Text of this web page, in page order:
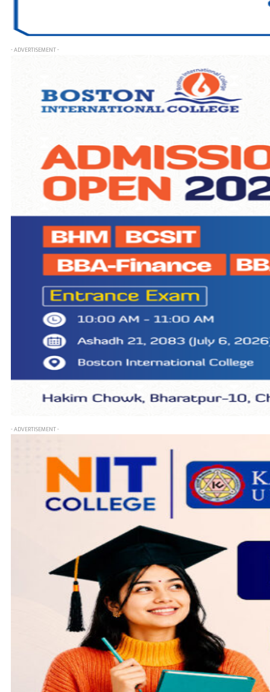
- ADVERTISEMENT -
- ADVERTISEMENT -